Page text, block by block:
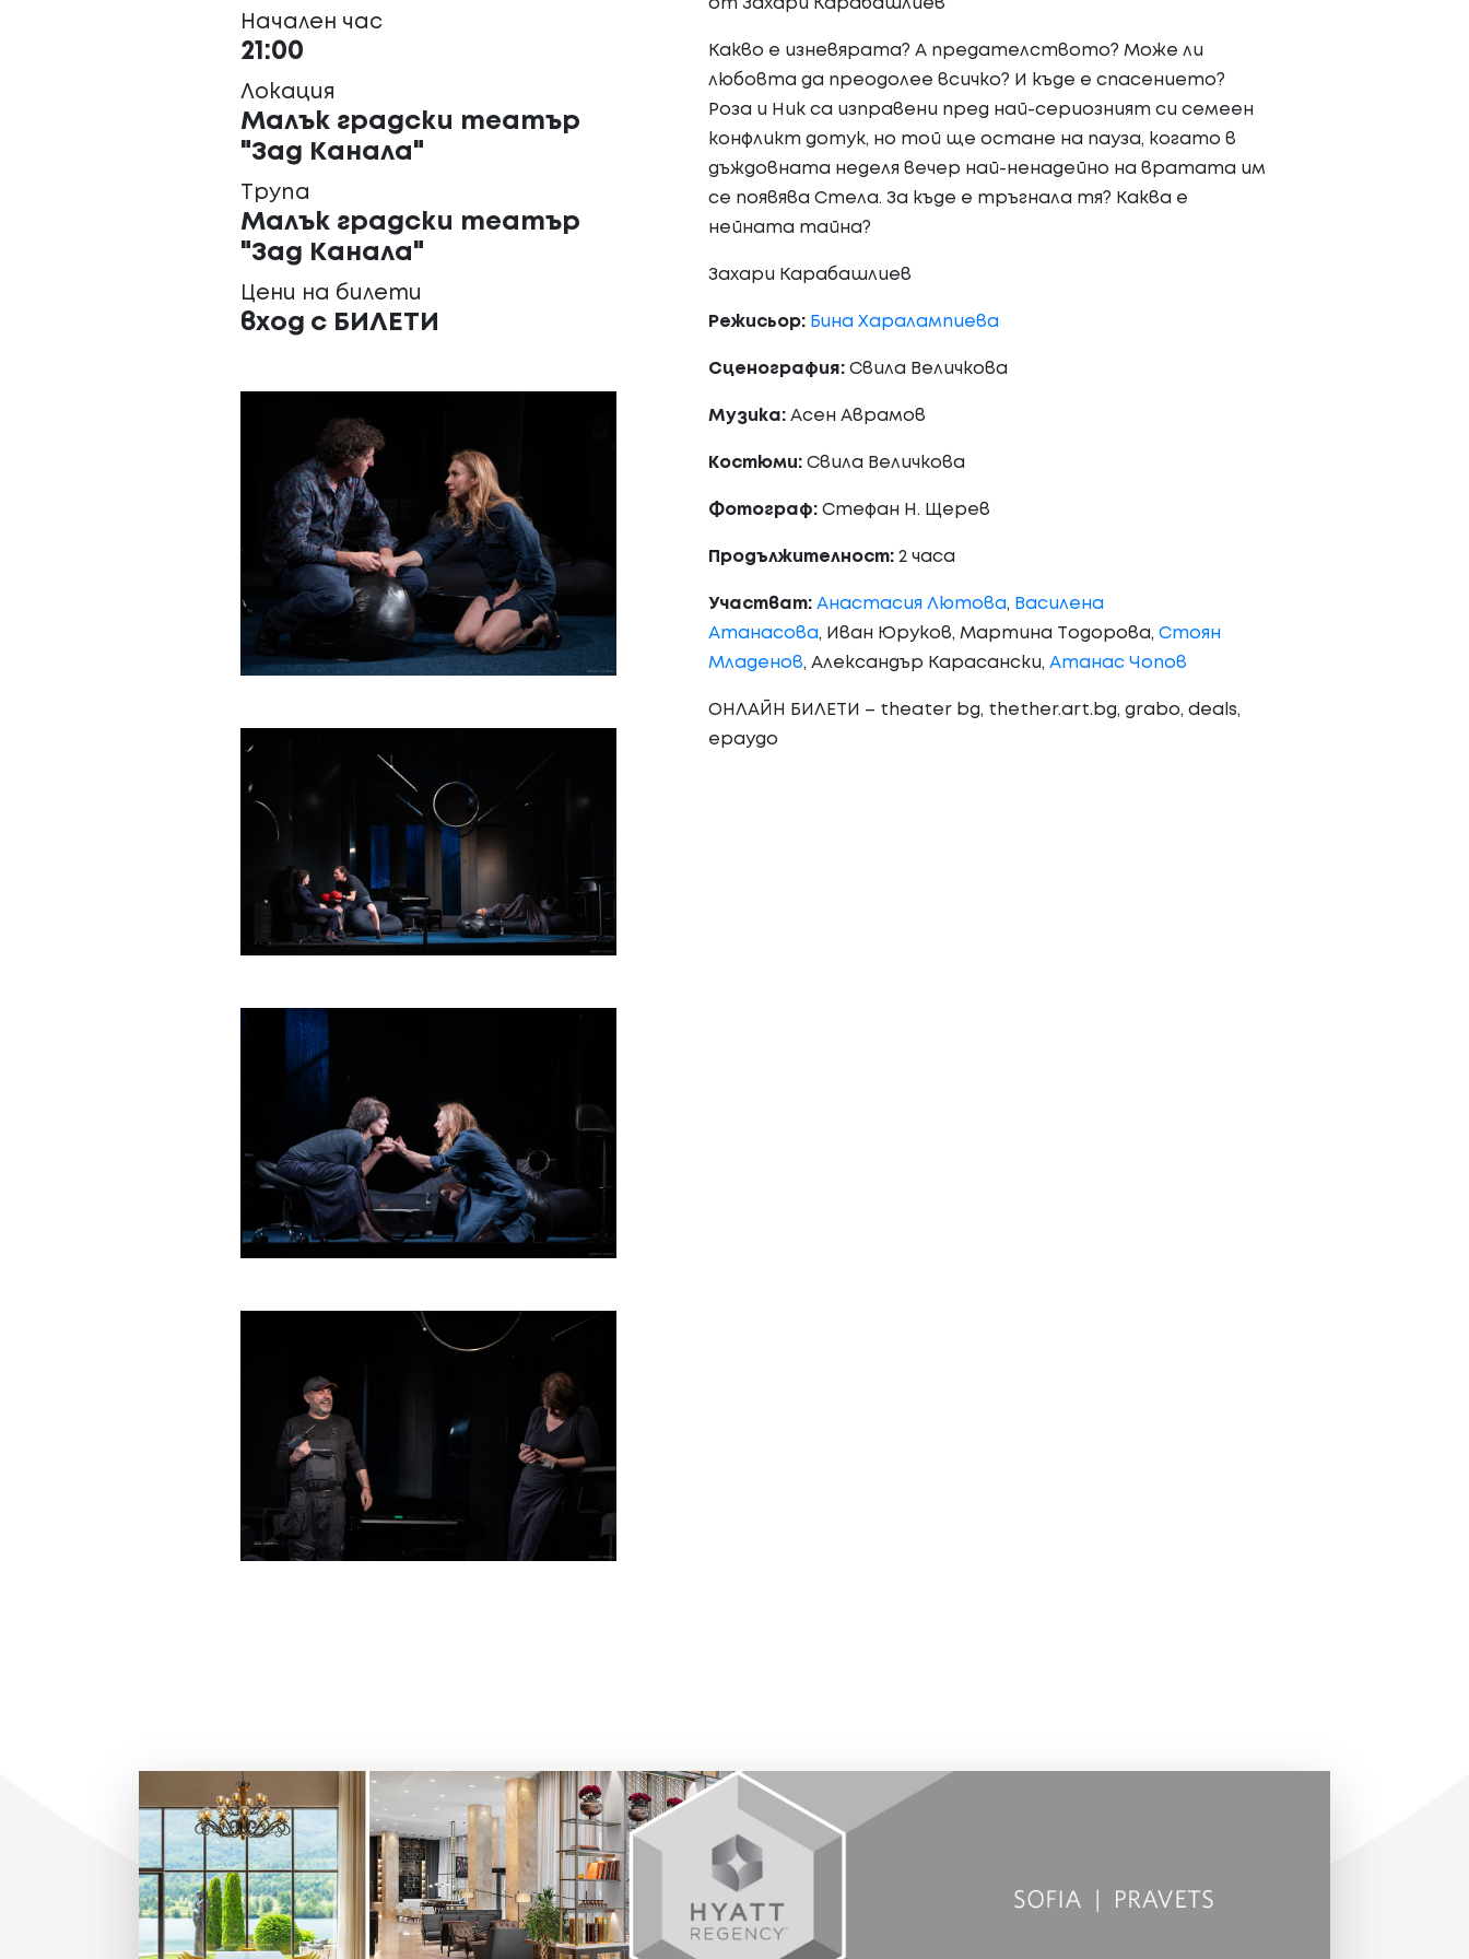
Начален час
21:00
Локация
Малък градски театър
"Зад Канала"
Трупа
Малък градски театър
"Зад Канала"
Цени на билети
вход с БИЛЕТИ
Какво е изневярата? А предателството? Може ли
любовта да преодолее всичко? И къде е спасението?
​Роза и Ник са изправени пред най-сериозният си семеен
конфликт дотук, но той ще остане на пауза, когато в
дъждовната неделя вечер най-ненадейно на вратата им
се появява Стела. За къде е тръгнала тя? Каква е
нейната тайна?
Захари Карабашлиев
Режисьор: Бина Харалампиева
Сценография:Свила Величкова
Музика:Асен Аврамов
Костюми:Свила Величкова
Фотограф:Стефан Н. Щерев
Продължителност:2 часа
Участват:Анастасия Лютова, Василена
Атанасова, Иван Юруков, Мартина Тодорова,Стоян
Младенов, Александър Карасански,Атанас Чопов
ОНЛАЙН БИЛЕТИ – theater bg, thether.art.bg, grabo, deals,
epaygo